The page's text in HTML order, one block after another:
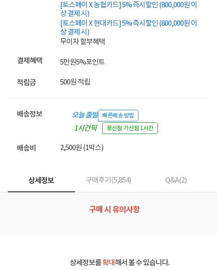
[토스페이 X 농협카드] 5% 즉시할인 (800,000원 이
상 결제 시)
[토스페이 X 현대카드] 5% 즉시할인 (800,000원 이
상 결제 시)
무이자 할부혜택
결제혜택 5만원5%포인트
적립금 500원 적립
배송정보 오늘 출발 빠른배송 방법
1시간픽
용산점·가산점 1시간
배송비 2,500원 (1박스)
상세정보 구매후기(5,854) Q&A(2)
구매 시 유의사항
상세정보를확대해서 볼 수 있습니다.